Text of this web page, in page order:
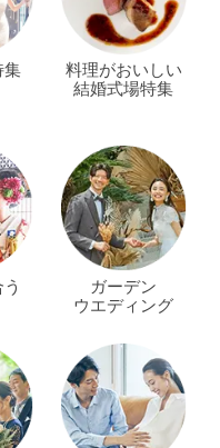
集
料理がおいしい
結婚式場特集
ガーデン
ウエディング